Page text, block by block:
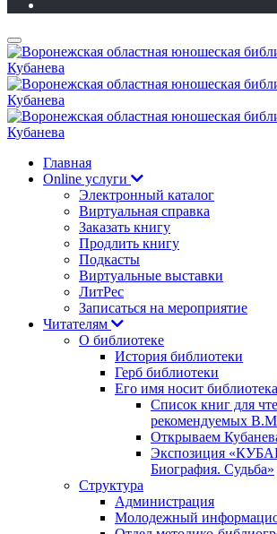
Главная
Online услуги
Электронный каталог
Виртуальная справка
Заказать книгу
Продлить книгу
Подкасты
Виртуальные выставки
ЛитРес
Записаться на мероприятие
Читателям
О библиотеке
История библиотеки
Герб библиотеки
Его имя носит библиотека
Список книг для
рекомендуемых
Открываем
Экспозиция
Биография. Судьба»
Структура
Администрация
Молодежный